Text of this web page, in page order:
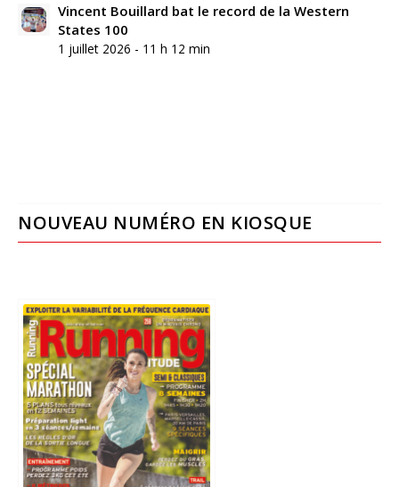
Vincent Bouillard bat le record de la Western
States 100
1 juillet 2026 - 11 h 12 min
NOUVEAU NUMÉRO EN KIOSQUE